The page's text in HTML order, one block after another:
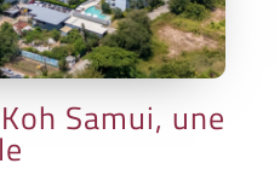
Samui, une